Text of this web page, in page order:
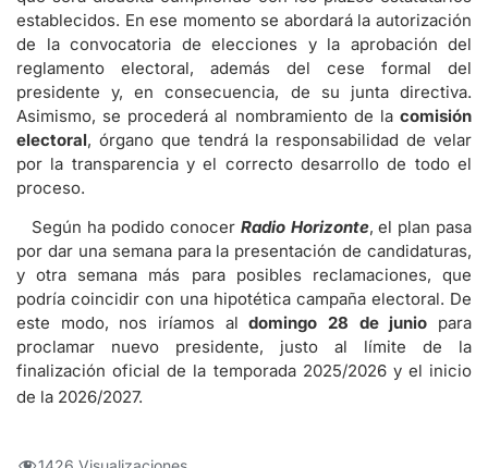
establecidos. En ese momento se abordará la autorización
de la convocatoria de elecciones y la aprobación del
reglamento electoral, además del cese formal del
presidente y, en consecuencia, de su junta directiva.
Asimismo, se procederá al nombramiento de la comisión
electoral, órgano que tendrá la responsabilidad de velar
por la transparencia y el correcto desarrollo de todo el
proceso.
Según ha podido conocer Radio Horizonte, el plan pasa
por dar una semana para la presentación de candidaturas,
y otra semana más para posibles reclamaciones, que
podría coincidir con una hipotética campaña electoral. De
este modo, nos iríamos aldomingo 28 de junio para
proclamar nuevo presidente, justo al límite de la
finalización oficial de la temporada 2025/2026 y el inicio
de la 2026/2027.